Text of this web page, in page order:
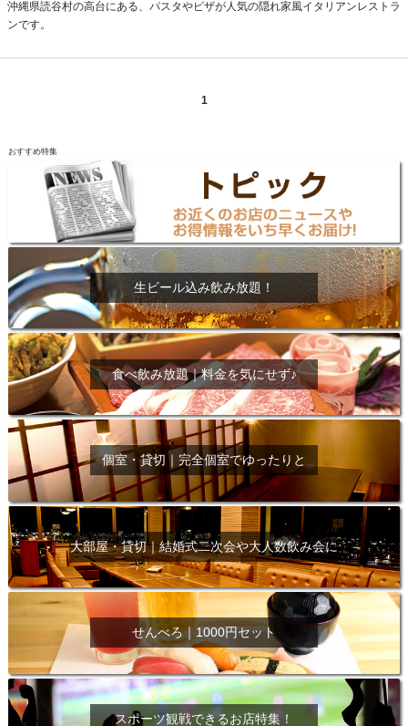
沖縄県読谷村の高台にある、パスタやピザが人気の隠れ家風イタリアンレストラ
ンです。
1
おすすめ特集
生ビール込み飲み放題！
食べ飲み放題｜料金を気にせず♪
個室・貸切｜完全個室でゆったりと
大部屋・貸切｜結婚式二次会や大人数飲み会に
せんべろ｜1000円セット
スポーツ観戦できるお店特集！